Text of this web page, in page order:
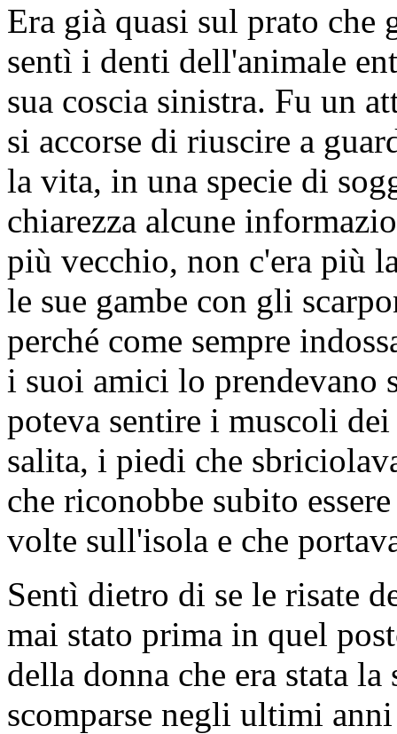
Era già quasi sul prato che
sentì i denti dell'animale
sua coscia sinistra. Fu un
si accorse di riuscire a
la vita, in una specie di
chiarezza alcune
più vecchio, non c'era più
le sue gambe con gli
perché come sempre
i suoi amici lo prendevano
poteva sentire i muscoli
salita, i piedi che
che riconobbe subito
volte sull'isola e che
Sentì dietro di se le risate
mai stato prima in quel
della donna che era stata la
scomparse negli ultimi